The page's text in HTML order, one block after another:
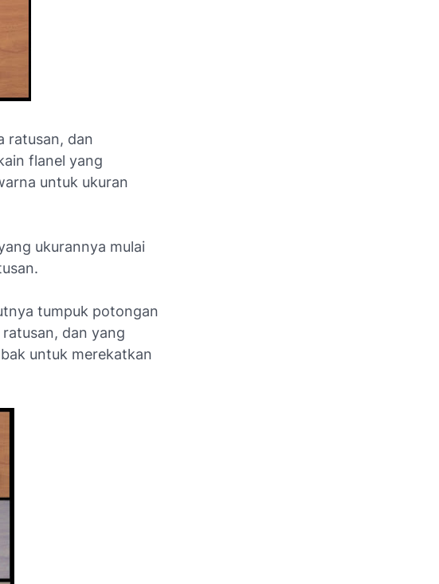
ratusan, dan
flanel yang
untuk ukuran
ukurannya mulai
tumpuk potongan
dan yang
untuk merekatkan